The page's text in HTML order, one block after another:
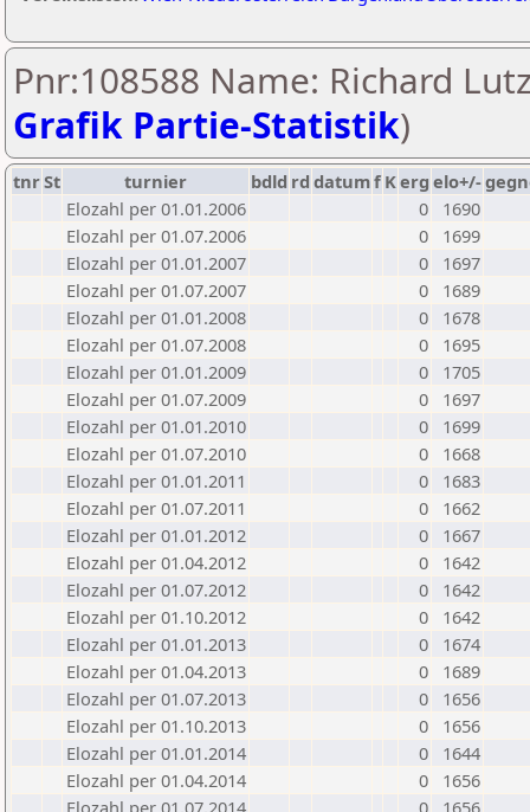
Pnr:108588 Name: Richard
Grafik Partie-Statistik)
tnrSt turnier bdld rd datumf Kerg elo+/-
Elozahl per 01.01.2006
0
1690
Elozahl per 01.07.2006
0
1699
Elozahl per 01.01.2007
0
1697
Elozahl per 01.07.2007
0
1689
Elozahl per 01.01.2008
0
1678
Elozahl per 01.07.2008
0
1695
Elozahl per 01.01.2009
0
1705
Elozahl per 01.07.2009
0
1697
Elozahl per 01.01.2010
0
1699
Elozahl per 01.07.2010
0
1668
Elozahl per 01.01.2011
0
1683
Elozahl per 01.07.2011
0
1662
Elozahl per 01.01.2012
0
1667
Elozahl per 01.04.2012
0
1642
Elozahl per 01.07.2012
0
1642
Elozahl per 01.10.2012
0
1642
Elozahl per 01.01.2013
0
1674
Elozahl per 01.04.2013
0
1689
Elozahl per 01.07.2013
0
1656
Elozahl per 01.10.2013
0
1656
Elozahl per 01.01.2014
0
1644
Elozahl per 01.04.2014
0
1656
Elozahl per 01.07.2014
0
1656